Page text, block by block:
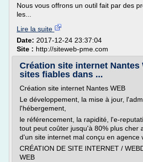
Nous vous offrons un outil fait par des
les...
Lire la suite
Date: 2017-12-24 23:37:04
Site : http://siteweb-pme.com
Création site internet Nantes
sites fiables dans ...
Création site internet Nantes WEB
Le développement, la mise à jour,
l'hébergement,
le référencement, la rapidité, l'e-
tout peut coûter jusqu'à 80% plus cher
d'un site internet mal conçu en agence
CRÉATION DE SITE INTERNET /
WEB